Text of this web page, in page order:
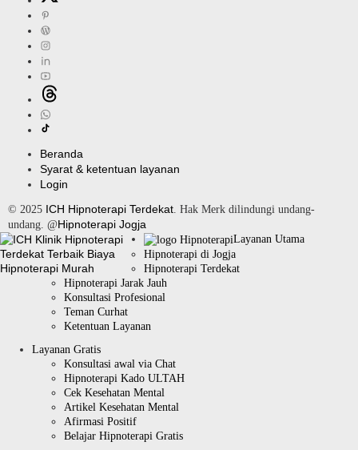
Beranda
Syarat & ketentuan layanan
Login
© 2025 ICH Hipnoterapi Terdekat . Hak Merk dilindungi undang-
undang. @Hipnoterapi Jogja
Layanan Utama
Hipnoterapi di Jogja
Hipnoterapi Terdekat
Hipnoterapi Jarak Jauh
Konsultasi Profesional
Teman Curhat
Ketentuan Layanan
Layanan Gratis
Konsultasi awal via Chat
Hipnoterapi Kado ULTAH
Cek Kesehatan Mental
Artikel Kesehatan Mental
Afirmasi Positif
Belajar Hipnoterapi Gratis